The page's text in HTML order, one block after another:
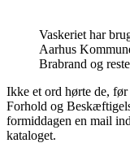
Vaskeriet har
Aarhus
Brabrand og
Ikke et ord hørte de,
Forhold og
formiddagen en mail
kataloget.